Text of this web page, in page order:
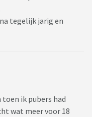
tegelijk jarig en
ik pubers had
wat meer voor 18